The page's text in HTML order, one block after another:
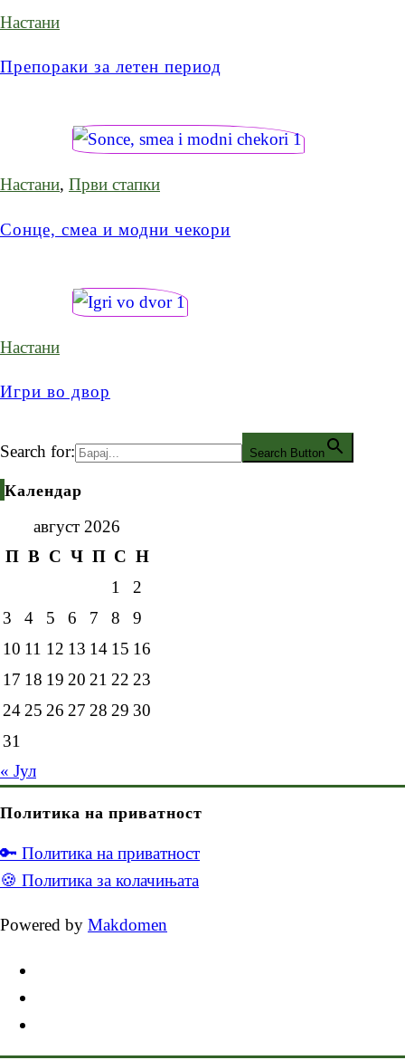
Настани
Препораки за летен период
Настани, Први стапки
Сонце, смеа и модни чекори
Настани
Игри во двор
Search for: Search Button
Календар
август 2026
П В С Ч П С Н
1
2
3
4 5 6 7 8
9
10 11 12 13 14 15 16
17 18 19 20 21 22 23
2425 26 27 28 29 30
31
« Јул
Политика на приватност
🔑 Политика на приватност
🍪 Политика за колачињата
Powered by Makdomen